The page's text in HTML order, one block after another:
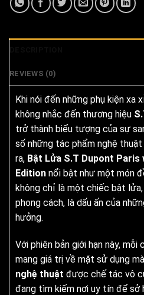
REVIEWS (0)
Khi nói đến những phụ kiện xa
không nhắc đến thương hiệu
trở thành biểu tượng của sự
số những tác phẩm nghệ
ra, Bật Lửa S.T Dupont
Edition nổi bật như một món
không chỉ là một chiếc bật
phong cách, là dấu ấn của
hưởng.
Với phiên bản giới hạn này,
mang giá trị về mặt sử dụng
nghệ thuật được chế tác vô
đang tìm kiếm nơi uy tín để